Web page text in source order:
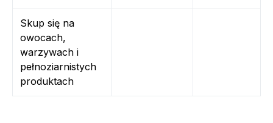
Skup się na
owocach,
warzywach i
pełnoziarnistych
produktach